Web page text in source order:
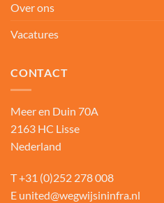
Over ons
Vacatures
CONTACT
Meer en Duin 70A
2163 HC Lisse
Nederland
T+31 (0)252 278 008
E united@wegwijsininfra.nl